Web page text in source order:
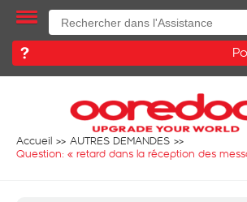
Accueil
AUTRES DEMANDES
Question: « retard dans la réception des